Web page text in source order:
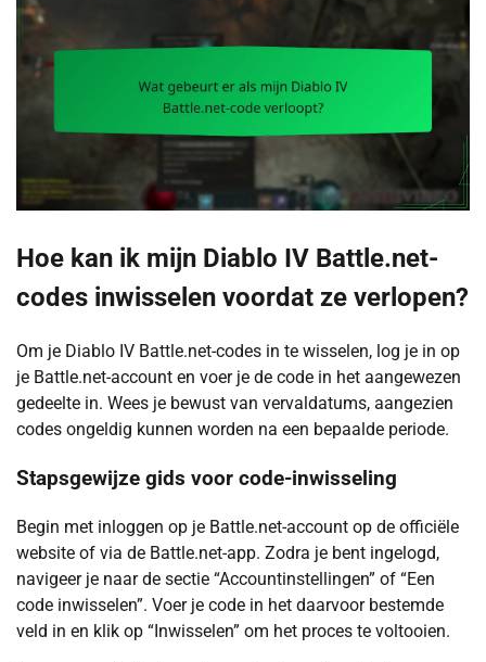
Hoe kan ik mijn Diablo IV Battle.net-
codes inwisselen voordat ze verlopen?
Om je Diablo IV Battle.net-codes in te wisselen, log je in op
je Battle.net-account en voer je de code in het aangewezen
gedeelte in. Wees je bewust van vervaldatums, aangezien
codes ongeldig kunnen worden na een bepaalde periode.
Stapsgewijze gids voor code-inwisseling
Begin met inloggen op je Battle.net-account op de officiële
website of via de Battle.net-app. Zodra je bent ingelogd,
navigeer je naar de sectie “Accountinstellingen” of “Een
code inwisselen”. Voer je code in het daarvoor bestemde
veld in en klik op “Inwisselen” om het proces te voltooien.